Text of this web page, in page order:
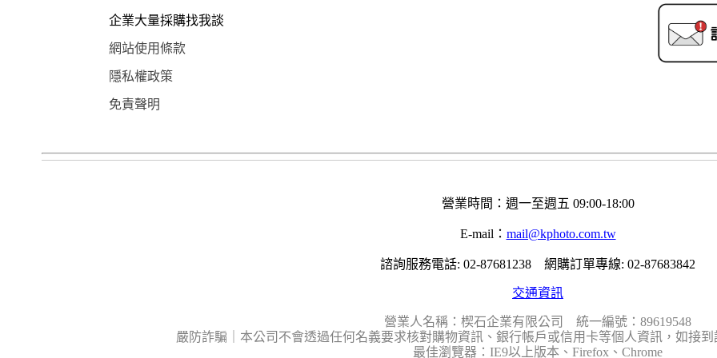
企業大量採購找我談
網站使用條款
隱私權政策
免責聲明
營業時間：週一至週五 09:00-18:00
E-mail： mail@kphoto.com.tw
諮詢服務電話: 02-87681238 網購訂單專線: 02-87683842
交通資訊
營業人名稱：楔石企業有限公司 統一編號：89619548
嚴防詐騙｜本公司不會透過任何名義要求核對購物資訊、銀行帳戶或信用卡等個人資訊，如接
最佳瀏覽器：IE9以上版本、Firefox、Chrome